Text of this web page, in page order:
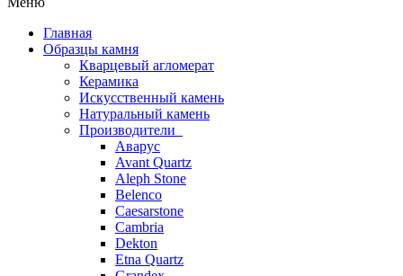
Главная
Образцы камня
Кварцевый агломерат
Керамика
Искусственный камень
Натуральный камень
Производители
Аварус
Avant Quartz
Aleph Stone
Belenco
Caesarstone
Cambria
Dekton
Etna Quartz